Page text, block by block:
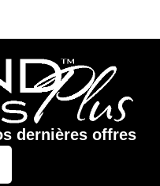
dernières offres